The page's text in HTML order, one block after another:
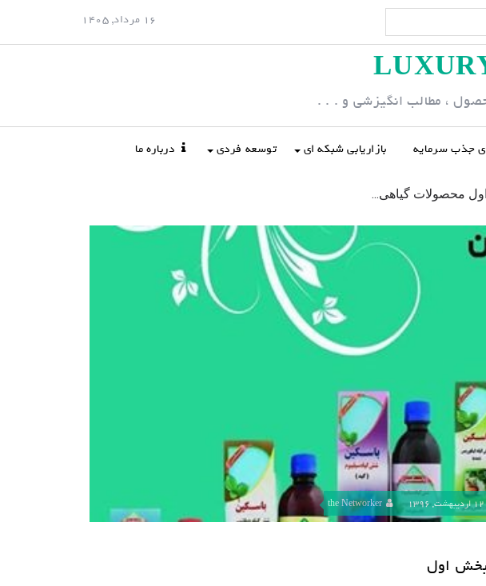
16 مرداد, 1405
، مطالب انگیزشی و . . .
جذب سرمایه بازاریابی شبکه ای توسعه فردی درباره ما
محصولات گیاهی...
12 اردیبهشت, 1396 the Networker
اول